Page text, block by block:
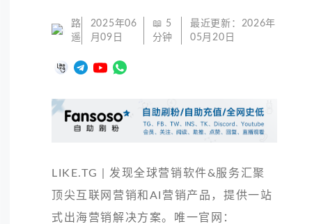
路
遥
2025年06
月09日
📖 5
分钟
最近更新： 2026年
05月20日
LIKE.TG | 发现全球营销软件&服务汇聚
顶尖互联网营销和AI营销产品，提供一站
式出海营销解决方案。唯一官网：